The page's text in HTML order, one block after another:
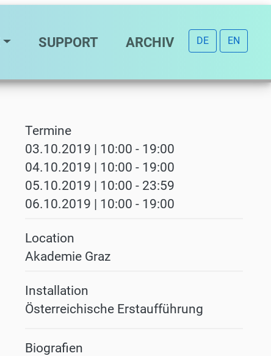
SUPPORT ARCHIV DE EN
Termine
03.10.2019 | 10:00 - 19:00
04.10.2019 | 10:00 - 19:00
05.10.2019 | 10:00 - 23:59
06.10.2019 | 10:00 - 19:00
Location
Akademie Graz
Installation
Österreichische Erstaufführung
Biografien